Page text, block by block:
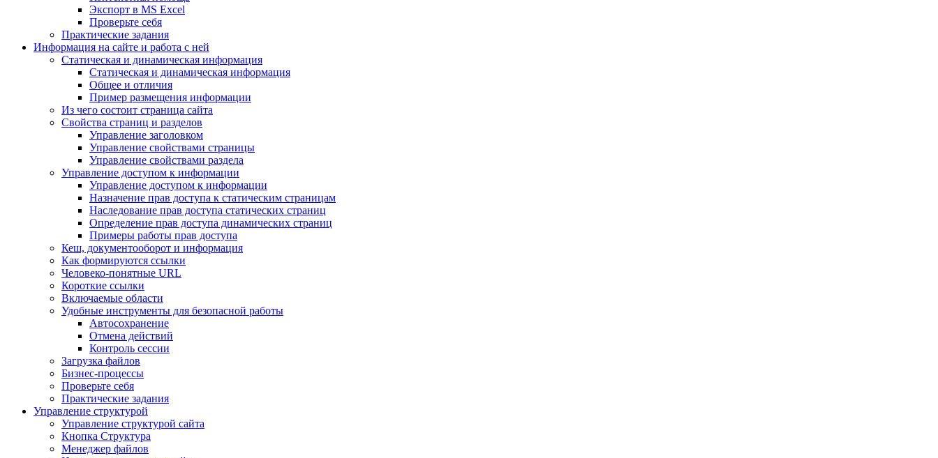
Экспорт в MS Excel
Проверьте себя
Практические задания
Информация на сайте и работа с ней
Статическая и динамическая информация
Статическая и динамическая информация
Общее и отличия
Пример размещения информации
Из чего состоит страница сайта
Свойства страниц и разделов
Управление заголовком
Управление свойствами страницы
Управление свойствами раздела
Управление доступом к информации
Управление доступом к информации
Назначение прав доступа к статическим страницам
Наследование прав доступа статических страниц
Определение прав доступа динамических страниц
Примеры работы прав доступа
Кеш, документооборот и информация
Как формируются ссылки
Человеко-понятные URL
Короткие ссылки
Включаемые области
Удобные инструменты для безопасной работы
Автосохранение
Отмена действий
Контроль сессии
Загрузка файлов
Бизнес-процессы
Проверьте себя
Практические задания
Управление структурой
Управление структурой сайта
Кнопка Структура
Менеджер файлов